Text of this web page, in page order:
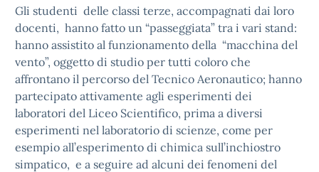
Gli studenti delle classi terze, accompagnati dai loro
docenti, hanno fatto un “passeggiata” tra i vari stand:
hanno assistito al funzionamento della “macchina del
vento”, oggetto di studio per tutti coloro che
affrontano il percorso del Tecnico Aeronautico; hanno
partecipato attivamente agli esperimenti dei
laboratori del Liceo Scientifico, prima a diversi
esperimenti nel laboratorio di scienze, come per
esempio all’esperimento di chimica sull’inchiostro
simpatico, e a seguire ad alcuni dei fenomeni del